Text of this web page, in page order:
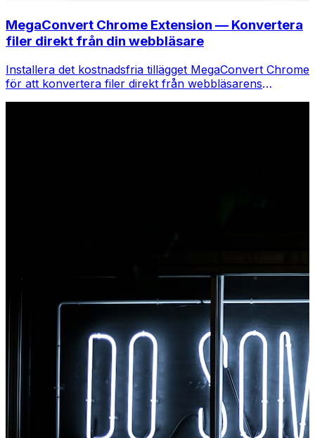
MegaConvert Chrome Extension — Konvertera
filer direkt från din webbläsare
Installera det kostnadsfria tillägget MegaConvert Chrome
för att konvertera filer direkt från webbläsarens